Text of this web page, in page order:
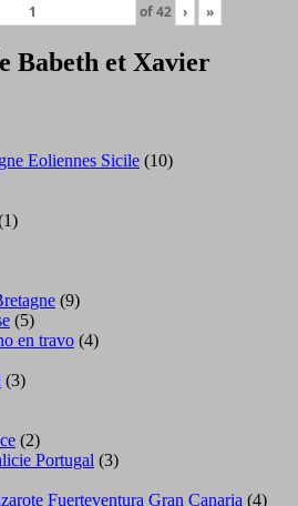
of42 › »
Babeth et Xavier
Eoliennes Sicile (10)
(9)
(5)
en travo (4)
(3)
(2)
Portugal (3)
Fuerteventura Gran Canaria (4)